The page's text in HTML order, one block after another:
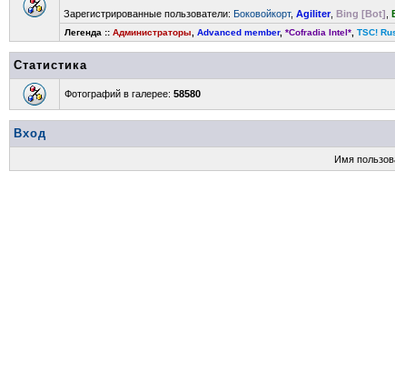
Зарегистрированные пользователи: Боковойкорт, Agiliter, Bing [Bot]
Легенда :: Администраторы Advanced member, *Cofradia Intel* TSC!
Статистика
Фотографий в галерее: 58580
Вход
Имя